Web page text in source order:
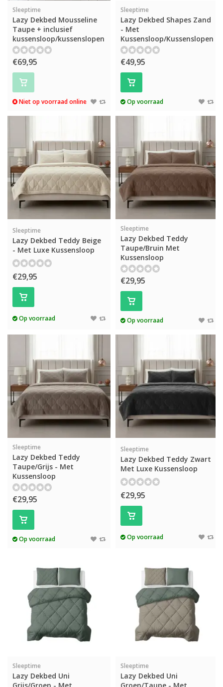
Sleeptime
Lazy Dekbed Mousseline
Taupe + inclusief
kussensloop/kussenslopen
€69,95
Niet op voorraad online
Sleeptime
Lazy Dekbed Shapes Zand
- Met
Kussensloop/Kussenslopen
€49,95
Op voorraad
Sleeptime
Lazy Dekbed Teddy Beige
- Met Luxe Kussensloop
€29,95
Op voorraad
Sleeptime
Lazy Dekbed Teddy
Taupe/Bruin Met
Kussensloop
€29,95
Op voorraad
Sleeptime
Lazy Dekbed Teddy
Taupe/Grijs - Met
Kussensloop
€29,95
Op voorraad
Sleeptime
Lazy Dekbed Teddy Zwart
Met Luxe Kussensloop
€29,95
Op voorraad
Sleeptime
Lazy Dekbed Uni
Sleeptime
Lazy Dekbed Uni